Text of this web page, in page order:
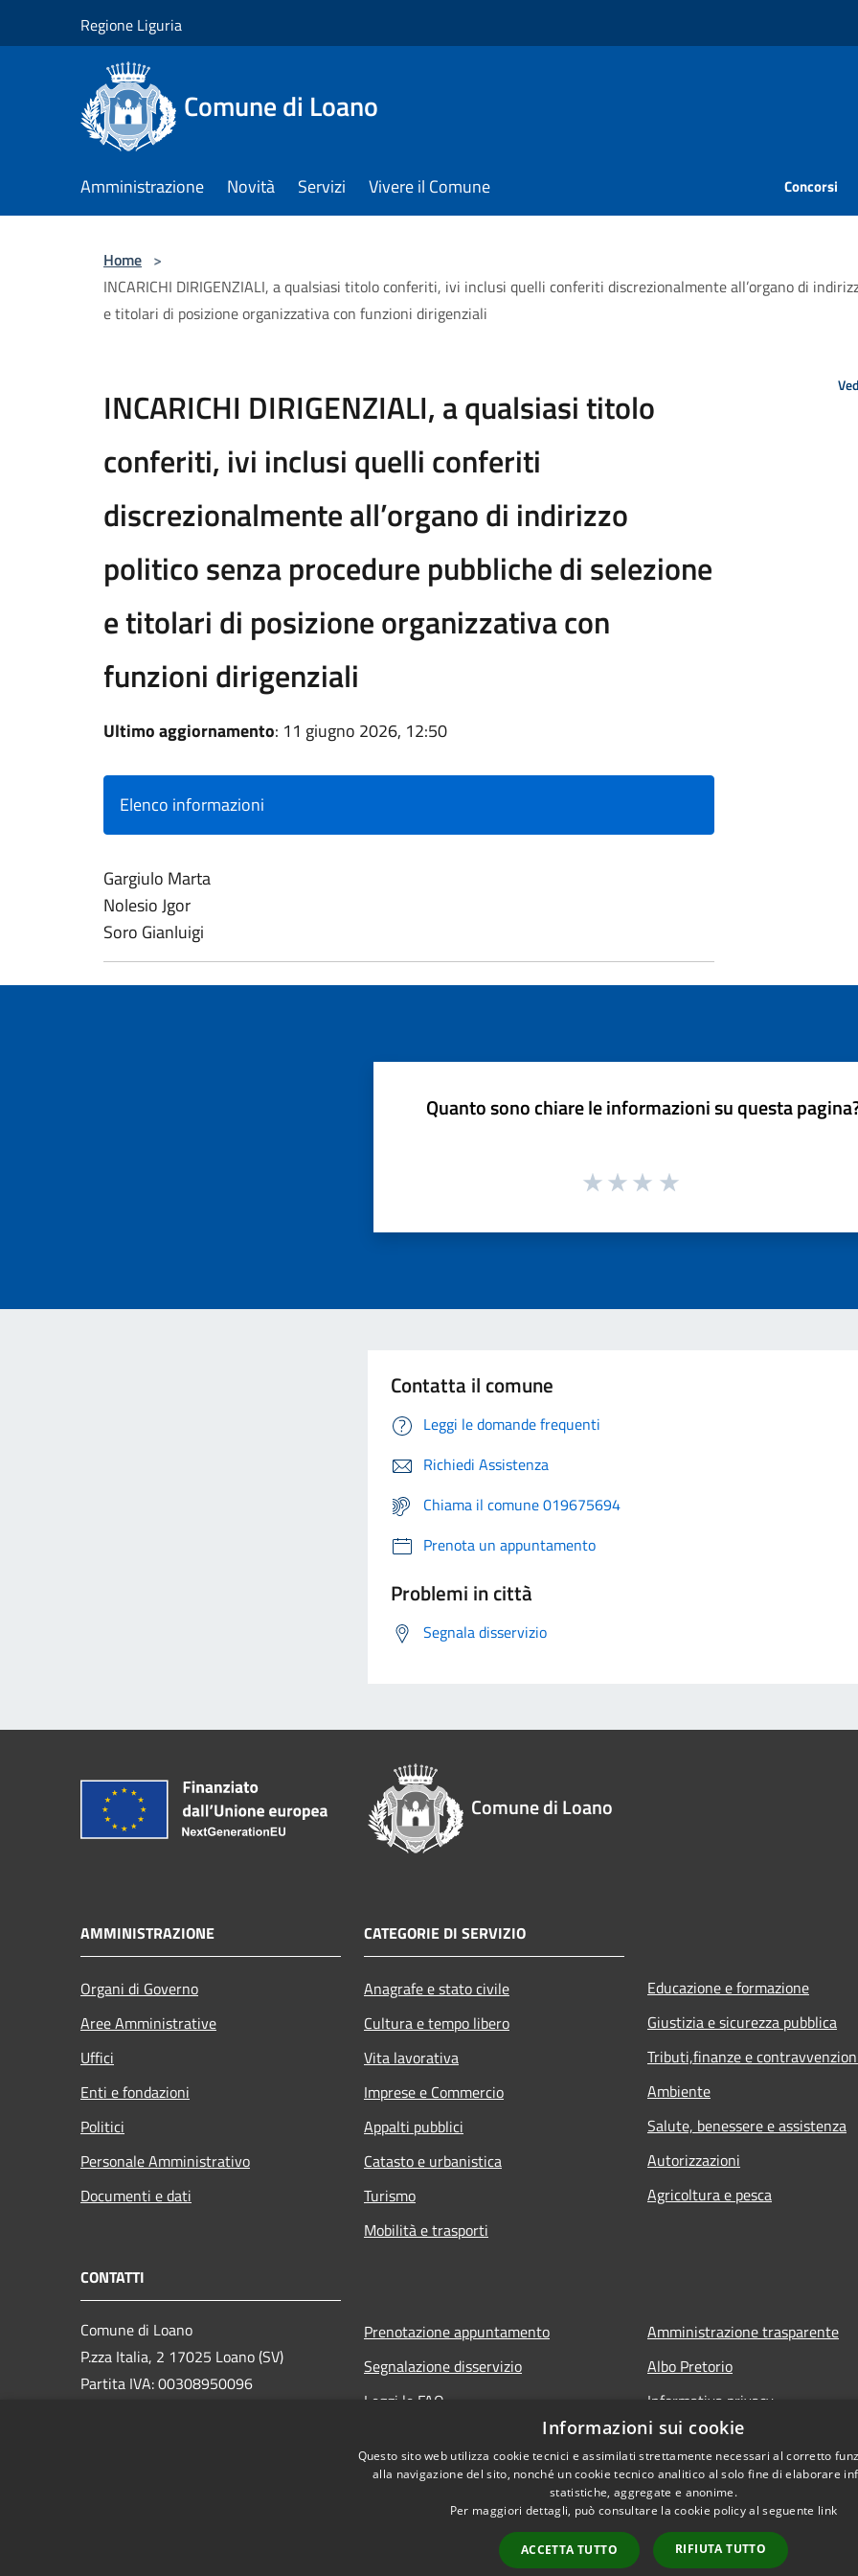
Regione Liguria
Comune di Loano
Amministrazione Novità Servizi Vivere il Comune Concorsi
Home >
INCARICHI DIRIGENZIALI, a qualsiasi titolo conferiti, ivi inclusi quelli conferiti discrezionalmente all’organo di
e titolari di posizione organizzativa con funzioni dirigenziali
INCARICHI DIRIGENZIALI, a qualsiasi titolo
conferiti, ivi inclusi quelli conferiti
discrezionalmente all’organo di indirizzo
politico senza procedure pubbliche di selezione
e titolari di posizione organizzativa con
funzioni dirigenziali
Ultimo aggiornamento: 11 giugno 2026, 12:50
Elenco informazioni
Gargiulo Marta
Nolesio Jgor
Soro Gianluigi
Quanto sono chiare le informazioni su questa
Contatta il comune
Leggi le domande frequenti
Richiedi Assistenza
Chiama il comune 019675694
Prenota un appuntamento
Problemi in città
Segnala disservizio
Comune di Loano
AMMINISTRAZIONE
Organi di Governo
Aree Amministrative
Uffici
Enti e fondazioni
Politici
Personale Amministrativo
Documenti e dati
CATEGORIE DI SERVIZIO
Anagrafe e stato civile
Cultura e tempo libero
Vita lavorativa
Imprese e Commercio
Appalti pubblici
Catasto e urbanistica
Turismo
Mobilità e trasporti
Educazione e formazione
Giustizia e sicurezza pubblica
Tributi,finanze e
Ambiente
Salute, benessere e assistenza
Autorizzazioni
Agricoltura e pesca
CONTATTI
Comune di Loano
P.zza Italia, 2 17025 Loano (SV)
Partita IVA: 00308950096
Prenotazione appuntamento
Segnalazione disservizio
Leggi le FAQ
Amministrazione trasparente
Albo Pretorio
Informativa privacy
Note legali
Dichiarazione di accessibilità
Informazioni sui cookie
Questo sito web utilizza cookie tecnici e assimilati strettamente necessari al corretto
alla navigazione del sito, nonché un cookie tecnico analitico al solo fine di elaborare
statistiche, aggregate e anonime.
Per maggiori dettagli, può consultare la cookie policy al seguente link
ACCETTA TUTTO RIFIUTA TUTTO